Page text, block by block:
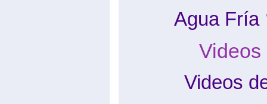
Agua Fría
Videos
Videos